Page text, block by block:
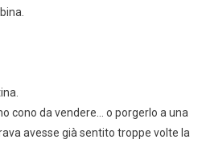
cono da vendere… o porgerlo a una
avesse già sentito troppe volte la